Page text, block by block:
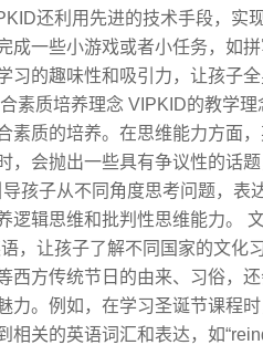
还利用先进的技术手段，实
成一些小游戏或者小任务，如
习的趣味性和吸引力，让孩子
素质培养理念 VIPKID的教学理
素质的培养。在思维能力方面
，会抛出一些具有争议性的话题
孩子从不同角度思考问题，表
逻辑思维和批判性思维能力。
，让孩子了解不同国家的文化习
西方传统节日的由来、习俗，
力。例如，在学习圣诞节课程
关的英语词汇和表达，如